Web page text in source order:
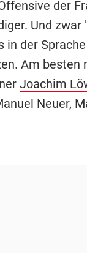
der
Und
in der
Am besten
Joachim
Neuer,